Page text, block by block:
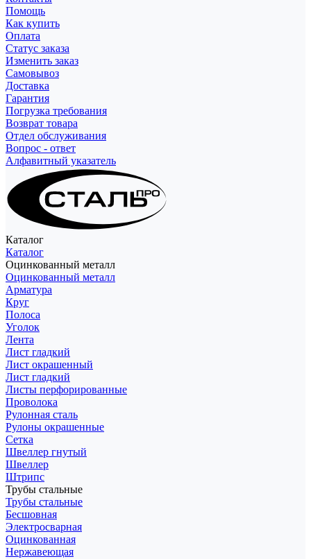
Помощь
Как купить
Оплата
Статус заказа
Изменить заказ
Самовывоз
Доставка
Гарантия
Погрузка требования
Возврат товара
Отдел обслуживания
Вопрос - ответ
Алфавитный указатель
Каталог
Каталог
Оцинкованный металл
Оцинкованный металл
Арматура
Круг
Полоса
Уголок
Лента
Лист гладкий
Лист окрашенный
Лист гладкий
Листы перфорированные
Проволока
Рулонная сталь
Рулоны окрашенные
Сетка
Швеллер гнутый
Швеллер
Штрипс
Трубы стальные
Трубы стальные
Бесшовная
Электросварная
Оцинкованная
Нержавеющая